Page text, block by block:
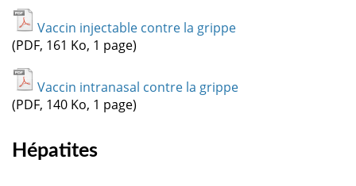
Vaccin injectable contre la grippe
(PDF, 161 Ko, 1 page)
Vaccin intranasal contre la grippe
(PDF, 140 Ko, 1 page)
Hépatites